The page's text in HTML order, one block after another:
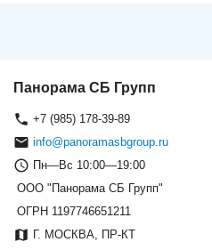
Панорама СБ Групп
+7 (985) 178-39-89
info@panoramasbgroup.ru
Пн—Вс 10:00—19:00
ООО "Панорама СБ Групп"
ОГРН 1197746651211
Г. МОСКВА, ПР-КТ